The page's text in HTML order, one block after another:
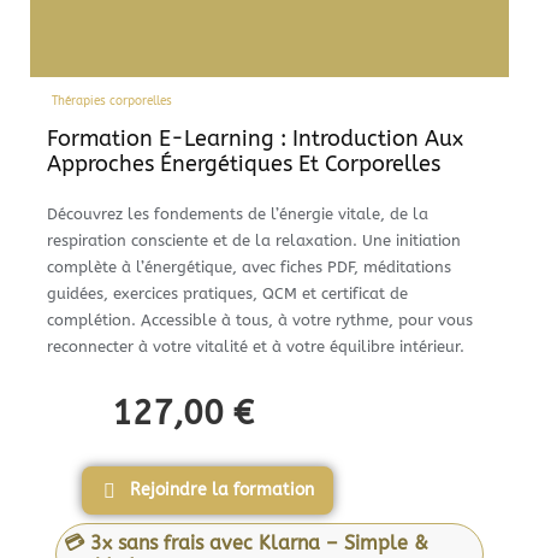
Thérapies corporelles
Formation E-Learning : Introduction Aux
Approches Énergétiques Et Corporelles
Découvrez les fondements de l’énergie vitale, de la
respiration consciente et de la relaxation. Une initiation
complète à l’énergétique, avec fiches PDF, méditations
guidées, exercices pratiques, QCM et certificat de
complétion. Accessible à tous, à votre rythme, pour vous
reconnecter à votre vitalité et à votre équilibre intérieur.
127,00 €
Rejoindre la formation
💳 3x sans frais avec Klarna – Simple &